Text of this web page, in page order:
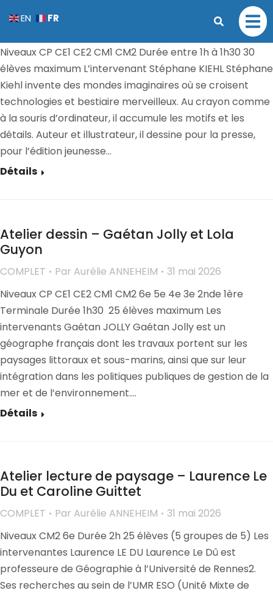
31 mai 2026
Niveaux CP CE1 CE2 CM1 CM2 Durée entre 1h à 1h30 30
élèves maximum L’intervenant Stéphane KIEHL Stéphane
Kiehl invente des mondes imaginaires où se croisent
technologies et bestiaire merveilleux. Au crayon comme
à la souris d’ordinateur, il accumule les motifs et les
détails. Auteur et illustrateur, il dessine pour la presse,
pour l’édition jeunesse…
Détails
Atelier dessin – Gaétan Jolly et Lola
Guyon
COMPLET Par Aurélie ANNEHEIM
31 mai 2026
Niveaux CP CE1 CE2 CM1 CM2 6e 5e 4e 3e 2nde 1ère
Terminale Durée 1h30 25 élèves maximum Les
intervenants Gaétan JOLLY Gaétan Jolly est un
géographe français dont les travaux portent sur les
paysages littoraux et sous-marins, ainsi que sur leur
intégration dans les politiques publiques de gestion de la
mer et de l’environnement.…
Détails
Atelier lecture de paysage – Laurence Le
Du et Caroline Guittet
COMPLET Par Aurélie ANNEHEIM
31 mai 2026
Niveaux CM2 6e Durée 2h 25 élèves (5 groupes de 5) Les
intervenantes Laurence LE DU Laurence Le Dû est
professeure de Géographie à l’Université de Rennes2.
Ses recherches au sein de l’UMR ESO (Unité Mixte de
EN FR